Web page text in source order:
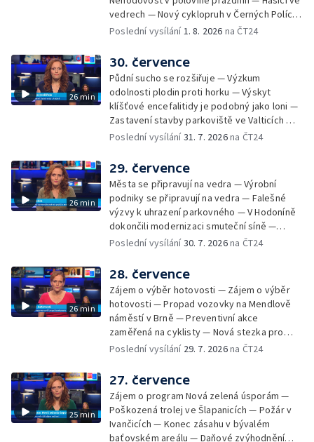
vedrech — Nový cyklopruh v Černých Polích
— Květinová výstava ve Věžkách
Poslední vysílání1. 8. 2026 na ČT24
26 min
30. července
Půdní sucho se rozšiřuje — Výzkum
odolnosti plodin proti horku — Výskyt
klíšťové encefalitidy je podobný jako loni —
Zastavení stavby parkoviště ve Valticích —
Spor o lokalitu lesa v Rožnově pod
organismus — Kybernetický incident na
Masarykově univerzitě — Slavnostní
vyřazení absolventů Univerzity obran —
Letní kurzy umění pro mladé — Mobilní
kurníky pomáhají na poli
Poslední vysílání31. 7. 2026na ČT24
26 min
29. července
Města se připravují na vedra — Výrobní
podniky se připravují na vedra — Falešné
výzvy k uhrazení parkovného — V Hodoníně
dokončili modernizaci smuteční síně —
Chybějící toalety u dětských hřišť —
bývalého nákupního domu Letná — Končí 52.
ročník Letní filmové školy — 3. ročník
komunitní akce Stůl ve středu — Cesta na
podporu paliativní péče
Poslední vysílání30. 7. 2026na ČT24
26 min
28. července
Zájem o výběr hotovosti — Zájem o výběr
hotovosti — Propad vozovky na Mendlově
náměstí v Brně — Preventivní akce
zaměřená na cyklisty — Nová stezka pro
cyklisty na Zlínsku — Letecká linka mezi
pozorovat zatmění Slunce — Den AČFK na
Letní filmové škole — Milan Uhde slaví 90 let
— Rekonstrukce vojenského srubu
Poslední vysílání 29. 7. 2026na ČT24
25 min
27. července
Zájem o program Nová zelená úsporám —
Poškozená trolej ve Šlapanicích — Požár v
Ivančicích — Konec zásahu v bývalém
baťovském areálu — Daňové zvýhodnění